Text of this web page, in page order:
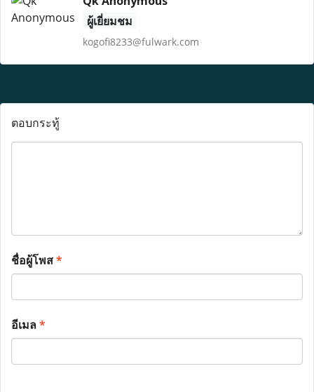
ผู้เยี่ยมชม
kogofi8233@fulwark.com
ตอบกระทู้
ชื่อผู้โพส*
อีเมล*